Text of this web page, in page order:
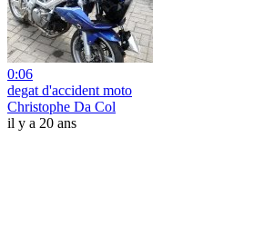
0:06
degat d'accident moto
Christophe Da Col
il y a 20 ans